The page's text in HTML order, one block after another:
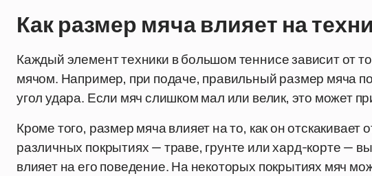
Как размер мяча влияет на
Каждый элемент техники в большом теннисе зависит от
мячом. Например, при подаче, правильный размер мяча
угол удара. Если мяч слишком мал или велик, это может
Кроме того, размер мяча влияет на то, как он отскакивает
различных покрытиях — траве, грунте или хард-корте —
влияет на его поведение. На некоторых покрытиях мяч